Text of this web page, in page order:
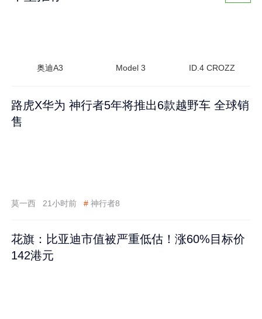
奥迪A3 Model 3 ID.4 CROZZ
路虎X华为 神行者5年将推出6款越野车 全球销
售
莫一西 21小时前 # 神行者8
花旗：比亚迪市值被严重低估！涨60%目标价
142港元